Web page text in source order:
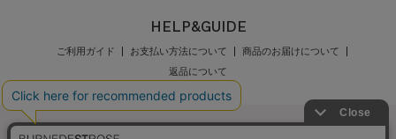
HELP&GUIDE
ご利用ガイド お支払い方法について
商品のお届けについて
返品について